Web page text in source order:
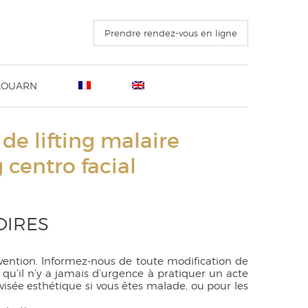
Prendre rendez-vous en ligne
Voyages à visée esthétique
Questions fréquentes
Lexique
23ème Congrès de l’ISAPS 25 octobre 2016
THE FACELIFT un livre technique destiné au
public
lifting malaire
facial
Informez-nous de toute modification de
n’y a jamais d’urgence à pratiquer un acte
esthétique si vous êtes malade, ou pour les